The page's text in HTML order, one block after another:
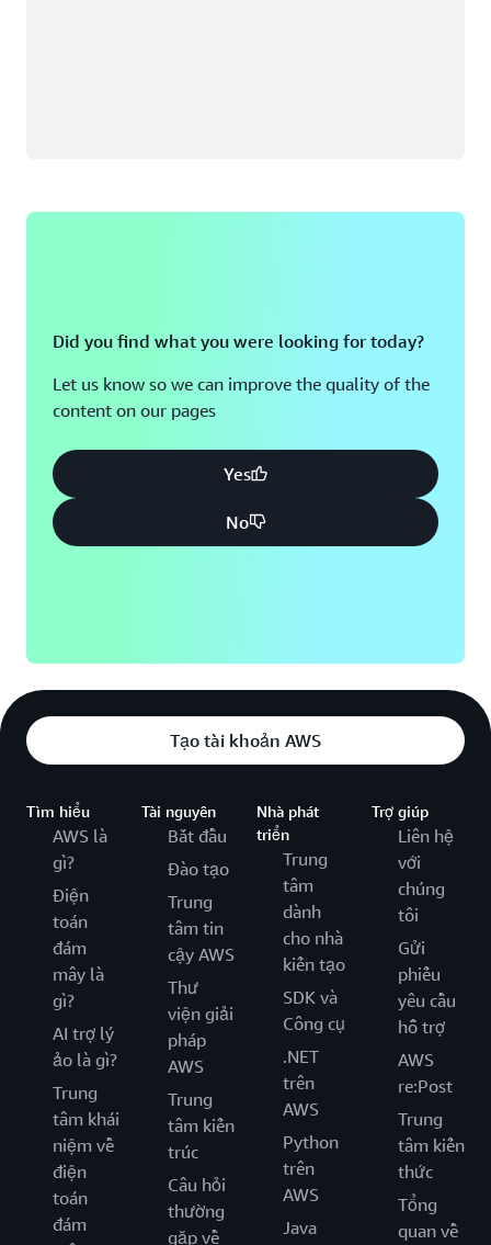
Did you find what you were looking for today?
Let us know so we can improve the quality of the
content on our pages
Yes
No
Tạo tài khoản AWS
Tìm hiểu
AWS là
gì?
Điện
toán
đám
mây là
gì?
AI trợ lý
ảo là gì?
Trung
tâm khái
niệm về
điện
toán
đám
Tài nguyên
Bắt đầu
Đào tạo
Trung
tâm tin
cậy AWS
Thư
viện giải
pháp
AWS
Trung
tâm kiến
trúc
Câu hỏi
thường
gặp về
Nhà phát
triển
Trung
tâm
dành
cho nhà
kiến tạo
SDK và
Công cụ
.NET
trên
AWS
Python
trên
AWS
Java
Trợ giúp
Liên hệ
với
chúng
tôi
Gửi
phiếu
yêu cầu
hỗ trợ
AWS
re:Post
Trung
tâm kiến
thức
Tổng
quan về